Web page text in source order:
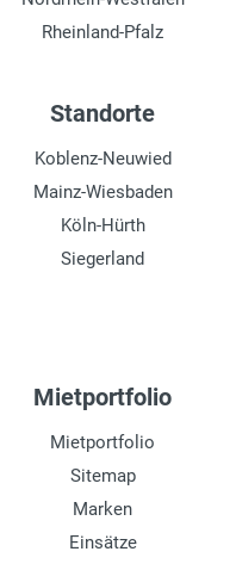
Rheinland-Pfalz
Standorte
Koblenz-Neuwied
Mainz-Wiesbaden
Köln-Hürth
Siegerland
Mietportfolio
Mietportfolio
Sitemap
Marken
Einsätze